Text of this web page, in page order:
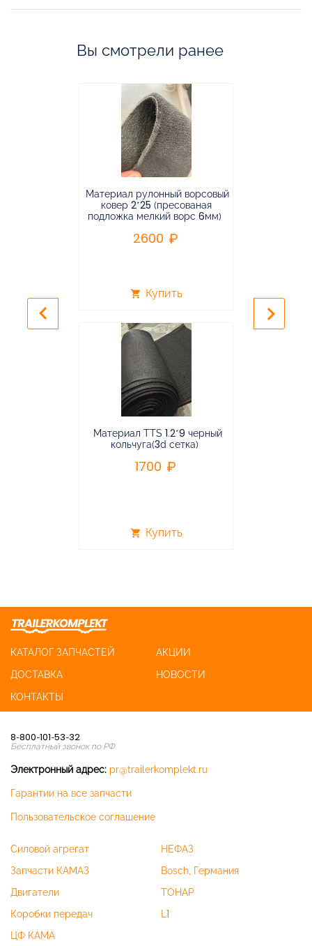
Вы смотрели ранее
Материал рулонный ворсовый
ковер 2*25 (пресованая
подложка мелкий ворс 6мм)
2600
shopping_cart Купить
Материал TTS 1.2*9 черный
кольчуга(3d сетка)
1700
shopping_cart Купить
keyboard_arrow_left keyboard_arrow_right
КАТАЛОГ ЗАПЧАСТЕЙ
АКЦИИ
ДОСТАВКА
НОВОСТИ
КОНТАКТЫ
8-800-101-53-32
Бесплатный звонок по РФ
Электронный адрес: pr@trailerkomplekt.ru
Гарантии на все запчасти
Пользовательское соглашение
Силовой агрегат
Запчасти КАМАЗ
Двигатели
Коробки передач
ЦФ КАМА
НЕФАЗ
Bosch, Германия
ТОНАР
L1